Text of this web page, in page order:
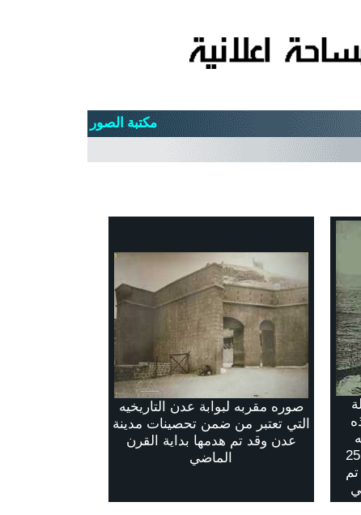
مكتبة الصور
صوره مقربه لبوابة عدن التاريخيه
التي تعتبر من ضمن تحصينات مدينة
عدن وقد تم هدمها بداية القرن
الماضي
قبالة
وهذه
اخترقت مضيق الدردنيل في 25
تم